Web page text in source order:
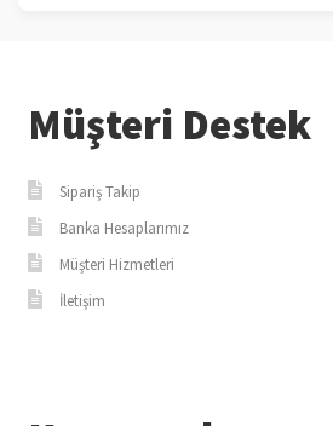
Müşteri Destek
Sipariş Takip
Banka Hesaplarımız
Müşteri Hizmetleri
İletişim